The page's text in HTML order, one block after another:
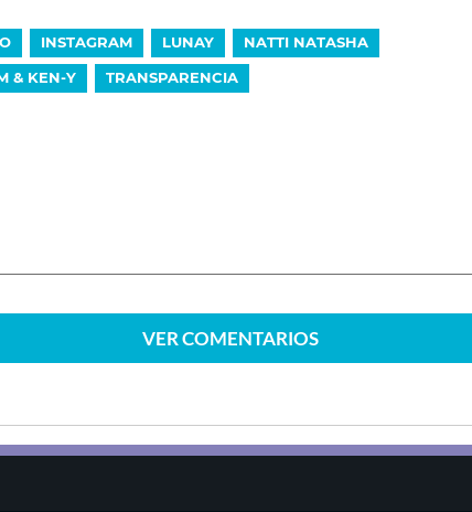
INSTAGRAM LUNAY
NATTI NATASHA
& KEN-Y TRANSPARENCIA
VERCOMENTARIOS